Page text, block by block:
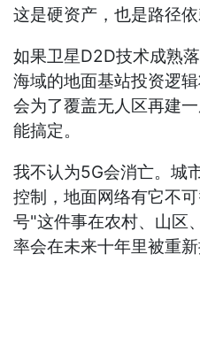
这是硬资产，也是路径依
如果卫星D2D技术成熟
海域的地面基站投资逻
会为了覆盖无人区再建
能搞定。
我不认为5G会消亡。城
控制，地面网络有它不
号"这件事在农村、山区
率会在未来十年里被重新